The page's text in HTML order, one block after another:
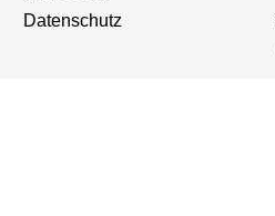
Datenschutz